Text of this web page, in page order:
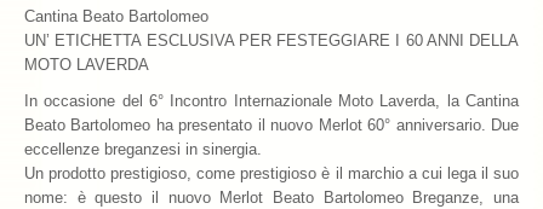
I Vini Consigliati
La Confraternita
Archivio 2019
Cantina Beato Bartolomeo
UN’ ETICHETTA ESCLUSIVA PER FESTEGGIARE I 60 ANNI DELLA
MOTO LAVERDA
In occasione del 6° Incontro Internazionale Moto Laverda, la Cantina
Beato Bartolomeo ha presentato il nuovo Merlot 60° anniversario. Due
eccellenze breganzesi in sinergia.
Un prodotto prestigioso, come prestigioso è il marchio a cui lega il suo
nome: è questo il nuovo Merlot Beato Bartolomeo Breganze, una